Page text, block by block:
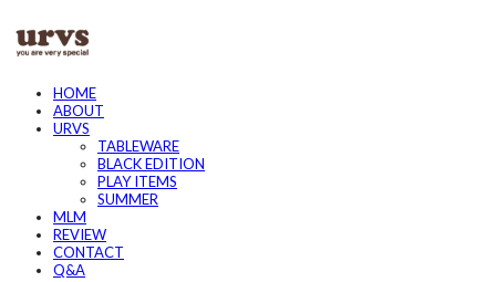
HOME
ABOUT
URVS
TABLEWARE
BLACK EDITION
PLAY ITEMS
SUMMER
MLM
REVIEW
CONTACT
Q&A